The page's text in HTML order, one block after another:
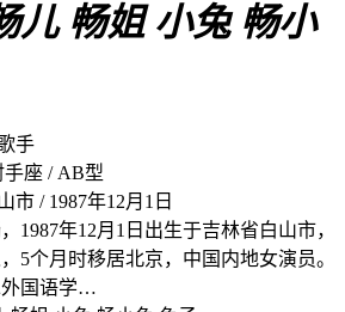
儿 畅姐 小兔 畅小
手
手座 / AB型
市 / 1987年12月1日
1987年12月1日出生于吉林省白山市，
5个月时移居北京，中国内地女演员。
外国语学…